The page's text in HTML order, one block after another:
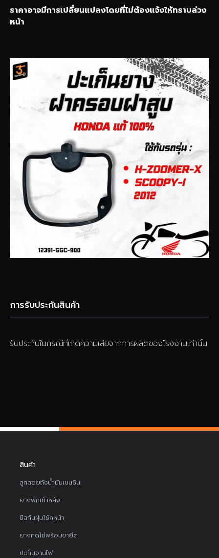
ราคาอาจมีการเปลี่ยนแปลงโดยที่ไม่ต้องแจ้งให้ทราบล่วง
หน้า
การรับประกันสินค้า
รับประกันในกรณีที่เกิดความเสียจากการผลิตของโรงงานเท่านั้น
สินค้า
ลูกลอยถังน้ำมันเบนซิน
ยางพักเท้าหลัง
ซีลกันฝุ่นโช้คหน้า
ยางกดโซ่พร้อมขายึด
ปะเก็นจานไฟ